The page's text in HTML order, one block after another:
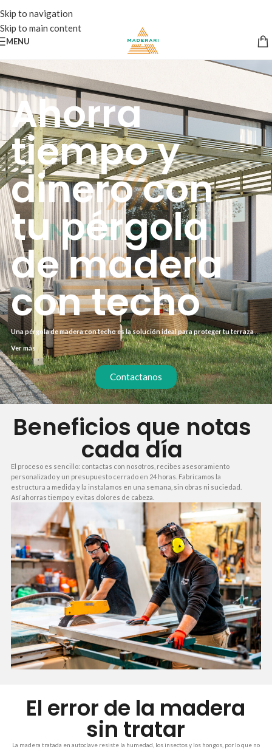
Skip to navigation
Skip to main content
MENU
Ahorra
tiempo y
dinero con
tu pérgola
de madera
con techo
Una pérgola de madera con techo es la solución ideal para proteger tu terraza o
jardín del sol y la lluvia, creando un espacio habitable durante todo el año. A
diferencia de una pérgola abierta, el techo cerrado amplía su uso y protege el
mobiliario exterior. Si buscas durabilidad y estética natural, la madera tratada es
la mejor opción frente al aluminio o el acero.
Ver más
Contactanos
Beneficios que notas
cada día
El proceso es sencillo: contactas con nosotros, recibes asesoramiento
personalizado y un presupuesto cerrado en 24 horas. Fabricamos la
estructura a medida y la instalamos en una semana, sin obras ni suciedad.
Así ahorras tiempo y evitas dolores de cabeza.
El error de la madera
sin tratar
La madera tratada en autoclave resiste la humedad, los insectos y los hongos, por lo que no